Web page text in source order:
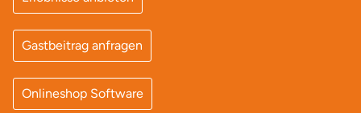
Gastbeitrag anfragen
Onlineshop Software